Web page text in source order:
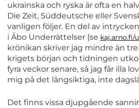
ukrainska och ryska är ofta en
Die Zeit, Süddeutsche eller
vanligen följer. En del av
i Åbo Underrättelser (se kaj.arno.fi/
krönikan skriver jag mindre än
krigets början och tidningen
fyra veckor senare, så jag får illa
mig på det långsiktiga, inte
Det finns vissa djupgående